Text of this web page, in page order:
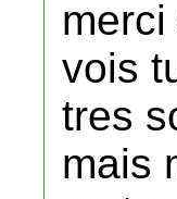
vois
tres
mais